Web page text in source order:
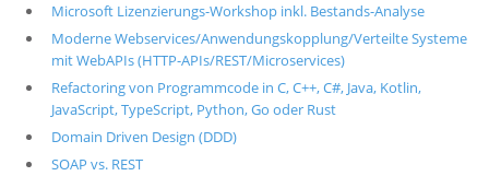
Microsoft Lizenzierungs-Workshop inkl. Bestands-Analyse
Moderne Webservices/Anwendungskopplung/Verteilte Systeme
mit WebAPIs (HTTP-APIs/REST/Microservices)
Refactoring von Programmcode in C, C++, C#, Java, Kotlin,
JavaScript, TypeScript, Python, Go oder Rust
Domain Driven Design (DDD)
SOAP vs. REST